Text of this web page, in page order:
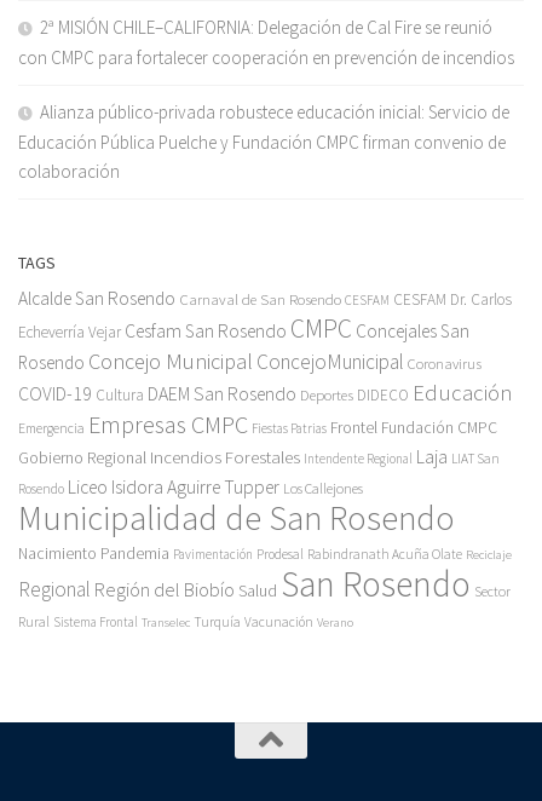
2ª MISIÓN CHILE–CALIFORNIA: Delegación de Cal Fire se reunió
con CMPC para fortalecer cooperación en prevención de incendios
Alianza público-privada robustece educación inicial: Servicio de
Educación Pública Puelche y Fundación CMPC firman convenio de
colaboración
TAGS
Alcalde San Rosendo Carnaval de San Rosendo CESFAM CESFAM Dr. Carlos
Echeverría Vejar Cesfam San Rosendo CMPC Concejales San
Rosendo Concejo Municipal ConcejoMunicipal Coronavirus
COVID-19 Cultura DAEM San Rosendo Deportes DIDECO Educación
Emergencia Empresas CMPC Fiestas Patrias Frontel Fundación CMPC
Gobierno Regional Incendios Forestales Intendente Regional Laja LIAT San
Rosendo Liceo Isidora Aguirre Tupper Los Callejones
Municipalidad de San Rosendo
Nacimiento Pandemia Pavimentación Prodesal Rabindranath Acuña Olate Reciclaje
Regional Región del Biobío Salud San Rosendo Sector
Rural Sistema Frontal Transelec Turquía Vacunación Verano